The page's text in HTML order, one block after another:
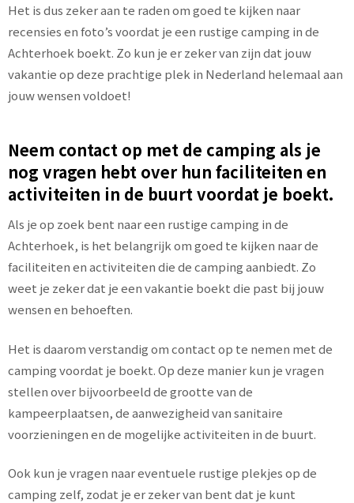
Het is dus zeker aan te raden om goed te kijken naar
recensies en foto’s voordat je een rustige camping in de
Achterhoek boekt. Zo kun je er zeker van zijn dat jouw
vakantie op deze prachtige plek in Nederland helemaal aan
jouw wensen voldoet!
Neem contact op met de camping als je
nog vragen hebt over hun faciliteiten en
activiteiten in de buurt voordat je boekt.
Als je op zoek bent naar een rustige camping in de
Achterhoek, is het belangrijk om goed te kijken naar de
faciliteiten en activiteiten die de camping aanbiedt. Zo
weet je zeker dat je een vakantie boekt die past bij jouw
wensen en behoeften.
Het is daarom verstandig om contact op te nemen met de
camping voordat je boekt. Op deze manier kun je vragen
stellen over bijvoorbeeld de grootte van de
kampeerplaatsen, de aanwezigheid van sanitaire
voorzieningen en de mogelijke activiteiten in de buurt.
Ook kun je vragen naar eventuele rustige plekjes op de
camping zelf, zodat je er zeker van bent dat je kunt